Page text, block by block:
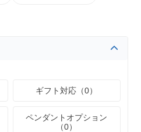
ギフト対応（0）
ペンダントオプション
（0）